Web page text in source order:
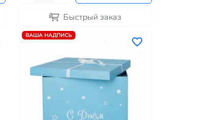
Быстрый заказ
ВАША НАДПИСЬ